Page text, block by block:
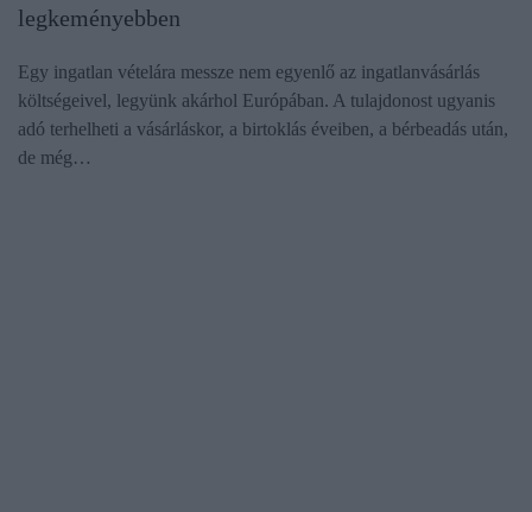
legkeményebben
Egy ingatlan vételára messze nem egyenlő az ingatlanvásárlás
költségeivel, legyünk akárhol Európában. A tulajdonost ugyanis
adó terhelheti a vásárláskor, a birtoklás éveiben, a bérbeadás után,
de még…